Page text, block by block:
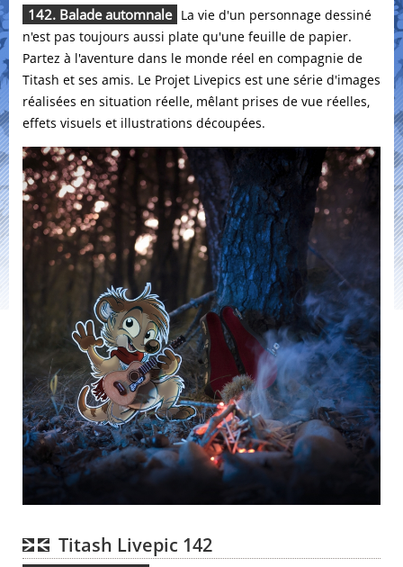
142. Balade automnale La vie d'un personnage dessiné
n'est pas toujours aussi plate qu'une feuille de papier.
Partez à l'aventure dans le monde réel en compagnie de
Titash et ses amis. Le Projet Livepics est une série d'images
réalisées en situation réelle, mêlant prises de vue réelles,
effets visuels et illustrations découpées.
Titash Livepic 142